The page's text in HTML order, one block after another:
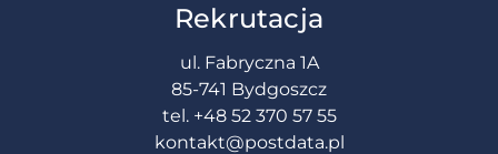
Rekrutacja
ul. Fabryczna 1A
85-741 Bydgoszcz
tel. +48 52 370 57 55
kontakt@postdata.pl